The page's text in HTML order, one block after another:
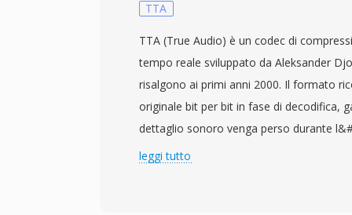
TTA
TTA (True Audio) è un codec di
tempo reale sviluppato da Aleksander
risalgono ai primi anni 2000. Il formato
originale bit per bit in fase di decodifica,
dettaglio sonoro venga perso durante
trasferimento. TTA gestisce sia audio in
leggi tutto